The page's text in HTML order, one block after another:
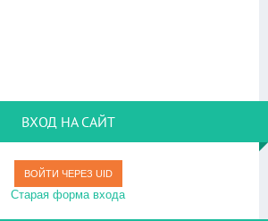
ВХОД НА САЙТ
ВОЙТИ ЧЕРЕЗ UID
Старая форма входа